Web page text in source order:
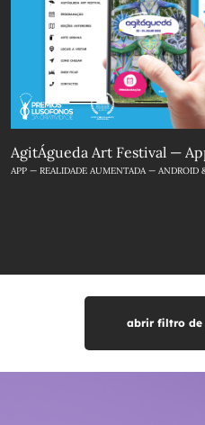
AgitÁgueda Art Festival —
APP — REALIDADE AUMENTADA — ANDROID
abrir filtro de